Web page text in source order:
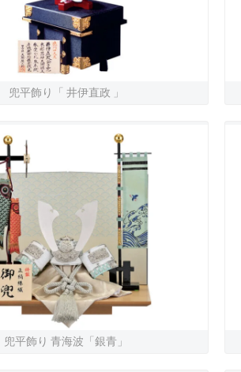
兜平飾り「 井伊直政 」
兜平飾り 青海波「銀青」